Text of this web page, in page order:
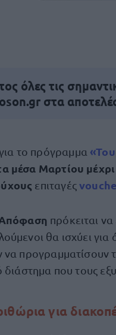
όλες τις
στα
το πρόγραμμα
μέσα Μαρτίου μέχρι
επιταγές
Απόφαση πρόκειται
θα ισχύει
προγραμματίσουν
διάστημα που τους
για